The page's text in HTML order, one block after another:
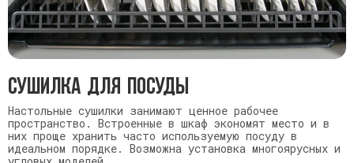
Сушилка для посуды
Настольные сушилки занимают ценное рабочее
пространство. Встроенные в шкаф экономят место и в
них проще хранить часто используемую посуду в
идеальном порядке. Возможна установка многоярусных и